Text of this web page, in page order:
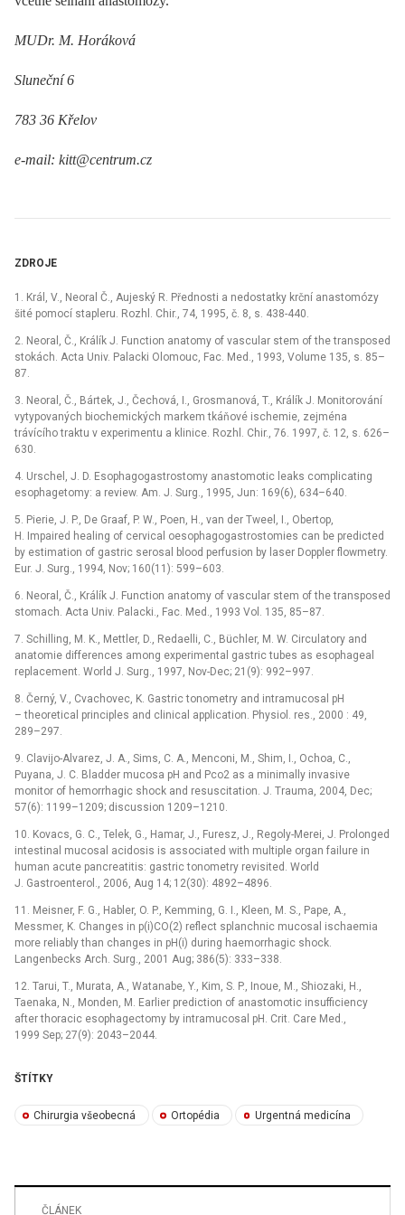
MUDr. M. Horáková
Sluneční 6
783 36 Křelov
e-mail: kitt@centrum.cz
ZDROJE
1. Král, V., Neoral Č., Aujeský R. Přednosti a nedostatky krční anastomózy
šité pomocí stapleru. Rozhl. Chir., 74, 1995, č. 8, s. 438-440.
2. Neoral, Č., Králík J. Function anatomy of vascular stem of the transposed
stokách. Acta Univ. Palacki Olomouc, Fac. Med., 1993, Volume 135, s. 85–
87.
3. Neoral, Č., Bártek, J., Čechová, I., Grosmanová, T., Králík J. Monitorování
vytypovaných biochemických markem tkáňové ischemie, zejména
trávícího traktu v experimentu a klinice. Rozhl. Chir., 76. 1997, č. 12, s. 626–
630.
4. Urschel, J. D. Esophagogastrostomy anastomotic leaks complicating
esophagetomy: a review. Am. J. Surg., 1995, Jun: 169(6), 634–640.
5. Pierie, J. P., De Graaf, P. W., Poen, H., van der Tweel, I., Obertop,
H. Impaired healing of cervical oesophagogastrostomies can be predicted
by estimation of gastric serosal blood perfusion by laser Doppler flowmetry.
Eur. J. Surg., 1994, Nov; 160(11): 599–603.
6. Neoral, Č., Králík J. Function anatomy of vascular stem of the transposed
stomach. Acta Univ. Palacki., Fac. Med., 1993 Vol. 135, 85–87.
7. Schilling, M. K., Mettler, D., Redaelli, C., Büchler, M. W. Circulatory and
anatomie differences among experimental gastric tubes as esophageal
replacement. World J. Surg., 1997, Nov-Dec; 21(9): 992–997.
8. Černý, V., Cvachovec, K. Gastric tonometry and intramucosal pH
–⁠ theoretical principles and clinical application. Physiol. res., 2000 : 49,
289–297.
9. Clavijo-Alvarez, J. A., Sims, C. A., Menconi, M., Shim, I., Ochoa, C.,
Puyana, J. C. Bladder mucosa pH and Pco2 as a minimally invasive
monitor of hemorrhagic shock and resuscitation. J. Trauma, 2004, Dec;
57(6): 1199–1209; discussion 1209–1210.
10. Kovacs, G. C., Telek, G., Hamar, J., Furesz, J., Regoly-Merei, J. Prolonged
intestinal mucosal acidosis is associated with multiple organ failure in
human acute pancreatitis: gastric tonometry revisited. World
J. Gastroenterol., 2006, Aug 14; 12(30): 4892–4896.
11. Meisner, F. G., Habler, O. P., Kemming, G. I., Kleen, M. S., Pape, A.,
Messmer, K. Changes in p(i)CO(2) reflect splanchnic mucosal ischaemia
more reliably than changes in pH(i) during haemorrhagic shock.
Langenbecks Arch. Surg., 2001 Aug; 386(5): 333–338.
12. Tarui, T., Murata, A., Watanabe, Y., Kim, S. P., Inoue, M., Shiozaki, H.,
Taenaka, N., Monden, M. Earlier prediction of anastomotic insufficiency
after thoracic esophagectomy by intramucosal pH. Crit. Care Med.,
1999 Sep; 27(9): 2043–2044.
ŠTÍTKY
Chirurgia všeobecná Ortopédia Urgentná medicína
ČLÁNEK